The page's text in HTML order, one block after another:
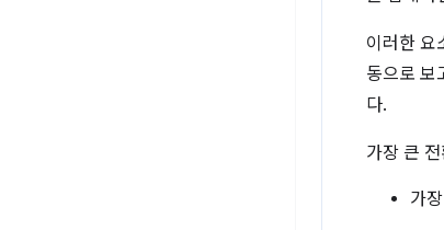
이러한 요
동으로 보
다.
가장 큰
가